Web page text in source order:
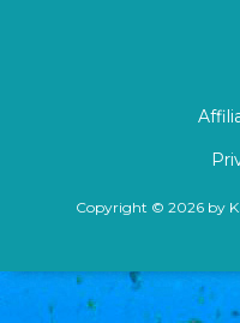
Copyright © 2026 by